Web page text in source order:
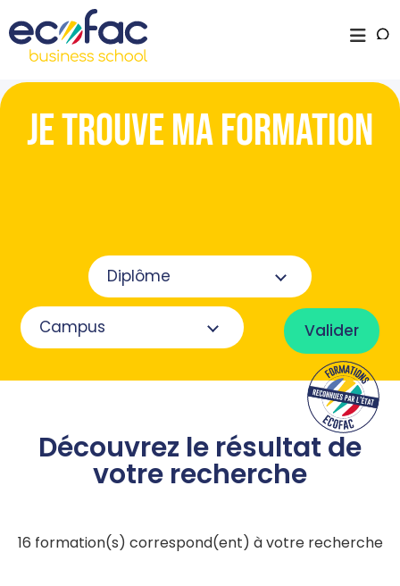
JE TROUVE MA FORMATION
Valider
Découvrez le résultat de
votre recherche
16